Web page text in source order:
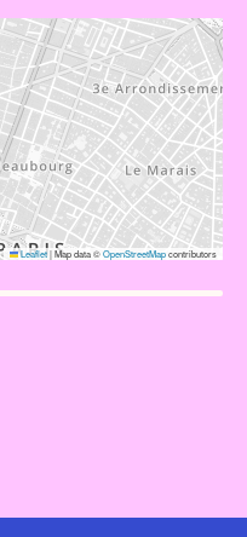
Leaflet|Map data ©OpenStreetMapcontributors